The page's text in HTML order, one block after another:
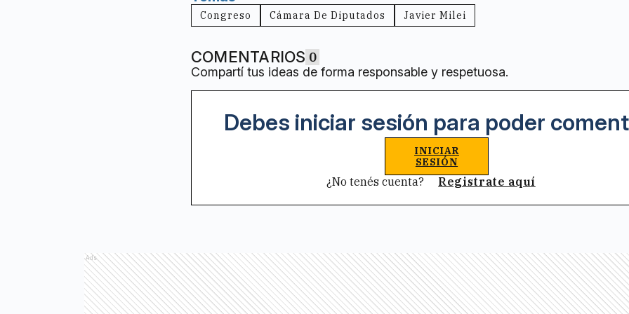
Congreso Cámara De Diputados Javier Milei
COMENTARIOS 0
Compartí tus ideas de forma responsable y respetuosa.
Debes iniciar sesión para poder
INICIAR
SESIÓN
¿No tenés cuenta? Registrate aquí
Ads